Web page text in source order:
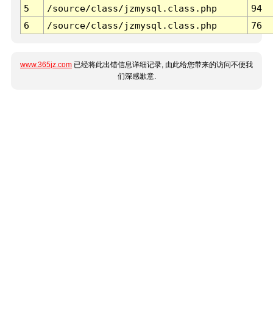
5
/source/class/jzmysql.class.php
94
6
/source/class/jzmysql.class.php 76
www.365jz.com 已经将此出错信息详细记录, 由此给您带来的访问不便我
们深感歉意.